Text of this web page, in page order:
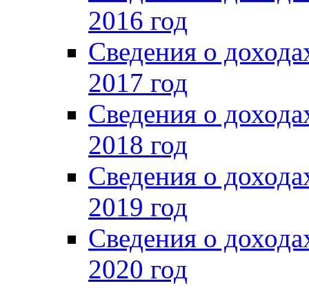
2016 год
Сведения о
2017 год
Сведения о
2018 год
Сведения о
2019 год
Сведения о
2020 год